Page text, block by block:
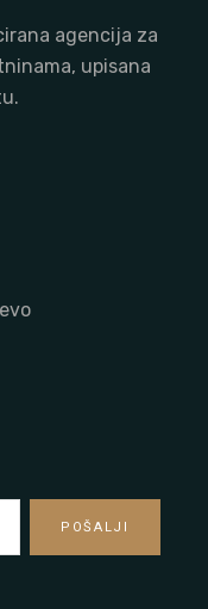
agencija za
upisana